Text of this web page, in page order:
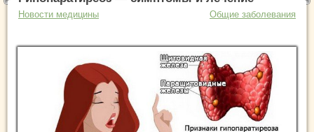
Новости медицины Общие заболевания